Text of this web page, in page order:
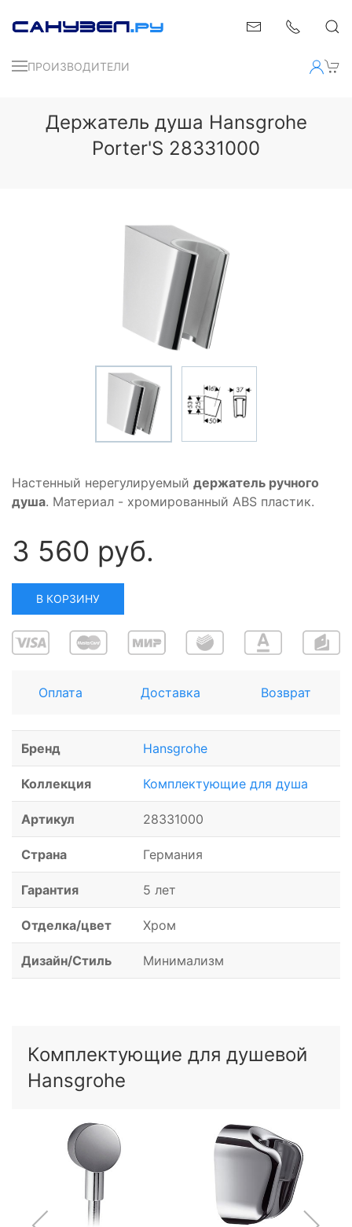
ПРОИЗВОДИТЕЛИ
Держатель душа Hansgrohe
Porter'S 28331000
Настенный нерегулируемый держатель ручного
душа. Материал - хромированный ABS пластик.
3 560 руб.
В КОРЗИНУ
Оплата Доставка Возврат
Бренд Hansgrohe
Коллекция Комплектующие для душа
Артикул 28331000
Страна Германия
Гарантия 5 лет
Отделка/цвет Хром
Дизайн/Стиль Минимализм
Комплектующие для душевой
Hansgrohe